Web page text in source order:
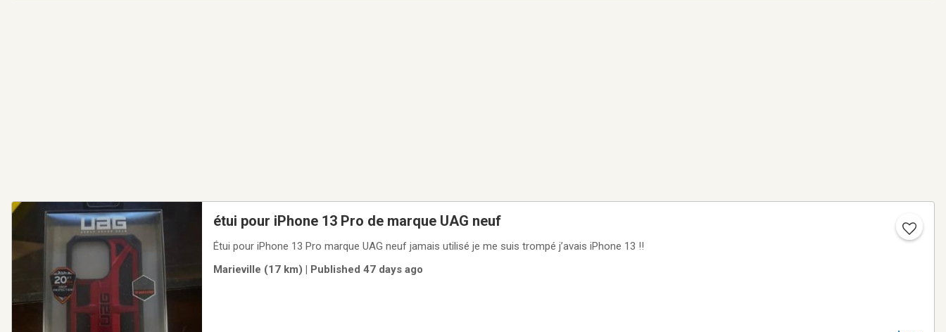
étui pour iPhone 13 Pro de marque UAG neuf
Étui pour iPhone 13 Pro marque UAG neuf jamais utilisé je me suis trompé j’avais iPhone 13 !!
Marieville (17 km) | Published 47 days ago